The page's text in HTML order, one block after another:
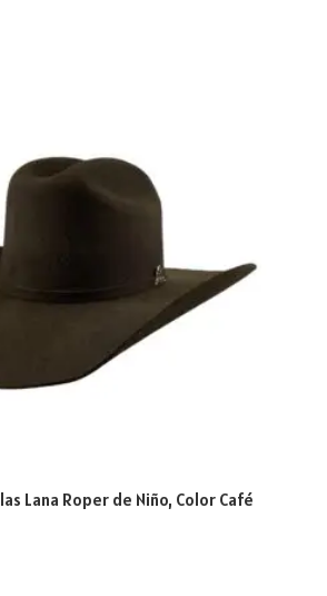
Lana Roper de Niño, Color Café